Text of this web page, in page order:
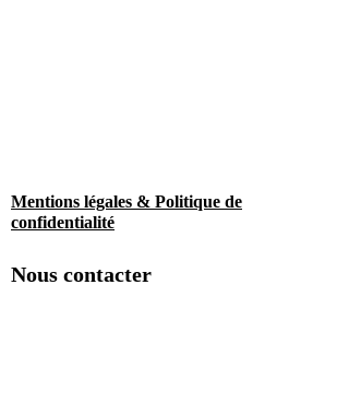
Mentions légales & Politique de
confidentialité
Nous contacter